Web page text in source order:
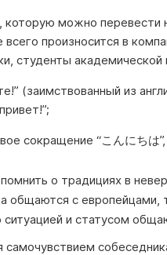
можно перевести
всего произносится в
студенты академической
(заимствованный из
сокращение “こんにち
о традициях в
общаются с
и статусом
самочувствием